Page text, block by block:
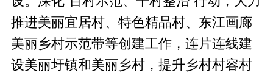
推进美丽宜居村、特色精品村、东江画廊
美丽乡村示范带等创建工作，连片连线建
设美丽圩镇和美丽乡村，提升乡村村容村